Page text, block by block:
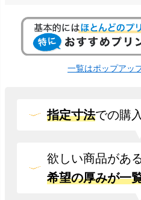
一覧はポップアッ
指定寸法での購
欲しい商品があ
希望の厚みが一